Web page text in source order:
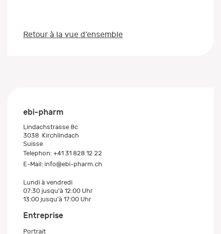
Retour à la vue d’ensemble
ebi-pharm
Lindachstrasse 8c
3038 Kirchlindach
Suisse
Telephon: +41 31 828 12 22
E-Mail: info@ebi-pharm.ch
Lundi à vendredi
07:30 jusqu'à 12:00 Uhr
13:00 jusqu'à 17:00 Uhr
Entreprise
Portrait